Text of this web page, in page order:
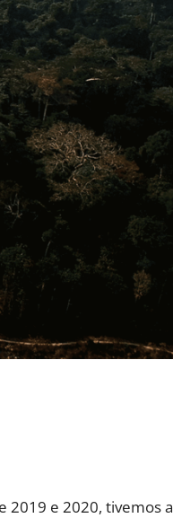
2019 e 2020, tivemos a